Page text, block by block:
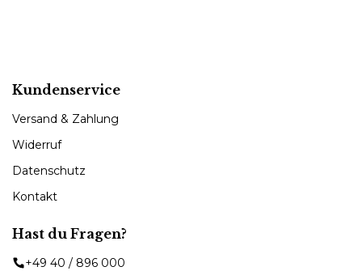
Kundenservice
Versand & Zahlung
Widerruf
Datenschutz
Kontakt
Hast du Fragen?
+49 40 / 896 000